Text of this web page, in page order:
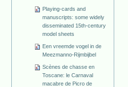
Playing-cards and
manuscripts: some widely
disseminated 15th-century
model sheets
Een vreemde vogel in de
Meezmanno-Rijmbijbel
Scènes de chasse en
Toscane: le Carnaval
macabre de Picro de